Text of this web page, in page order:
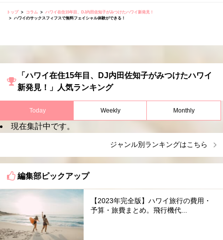
トップ コラム
ハワイ在住15年目、DJ内田佐知子がみつけたハワイ新発見！
ハワイのサックスフィフスで無料フェイシャル体験ができる！
「ハワイ在住15年目、DJ内田佐知子がみつけたハワイ
新発見！」人気ランキング
Today Weekly Monthly
現在集計中です。
ジャンル別ランキングはこちら
編集部ピックアップ
【2023年完全版】ハワイ旅行の費用・
予算・旅費まとめ。飛行機代...